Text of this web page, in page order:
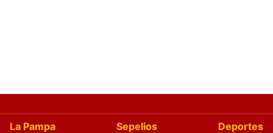
La Pampa Sepelios
Deportes